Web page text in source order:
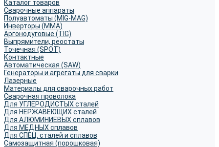
Каталог товаров
Сварочные аппараты
Полуавтоматы (MIG-MAG)
Инверторы (MMA)
Аргонодуговые (TIG)
Выпрямители, реостаты
Точечная (SPOT)
Контактные
Автоматическая (SAW)
Генераторы и агрегаты для сварки
Лазерные
Материалы для сварочных работ
Сварочная проволока
Для УГЛЕРОДИСТЫХ сталей
Для НЕРЖАВЕЮЩИХ сталей
Для АЛЮМИНИЕВЫХ сплавов
Для МЕДНЫХ сплавов
Для СПЕЦ. сталей и сплавов
Самозащитная (порошковая)